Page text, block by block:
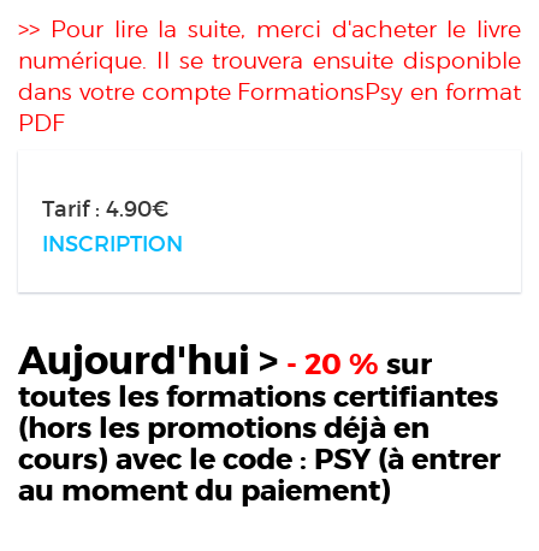
>> Pour lire la suite, merci d'acheter le livre
numérique. Il se trouvera ensuite disponible
dans votre compte FormationsPsy en format
PDF
Tarif : 4.90€
INSCRIPTION
Aujourd'hui > - 20 % sur
toutes les formations certifiantes
(hors les promotions déjà en
cours) avec le code : PSY(à entrer
au moment du paiement)